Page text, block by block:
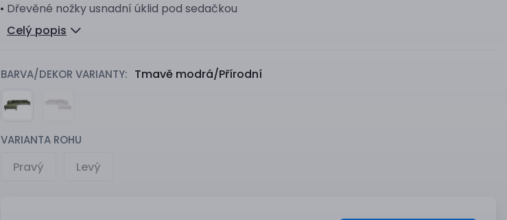
Dřevěné nožky usnadní úklid pod sedačkou
Celý popis
VARIANTA ROHU
Pravý Levý
BARVA/DEKOR VARIANTY: Tmavě modrá/Přírodní